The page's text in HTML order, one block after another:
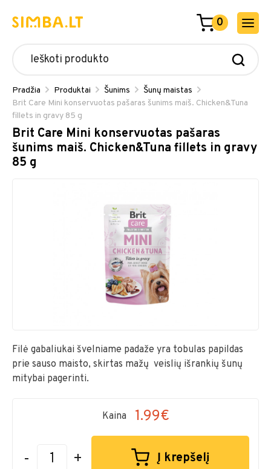
0
Pradžia Produktai Šunims
Šunų maistas
Brit Care Mini konservuotas pašaras šunims maiš. Chicken&Tuna
fillets in gravy 85 g
Brit Care Mini konservuotas pašaras
šunims maiš. Chicken&Tuna fillets in gravy
85 g
Filė gabaliukai švelniame padaže yra tobulas papildas
prie sauso maisto, skirtas mažų veislių išrankių šunų
mitybai pagerinti.
Kaina 1.99€
- + Į krepšelį